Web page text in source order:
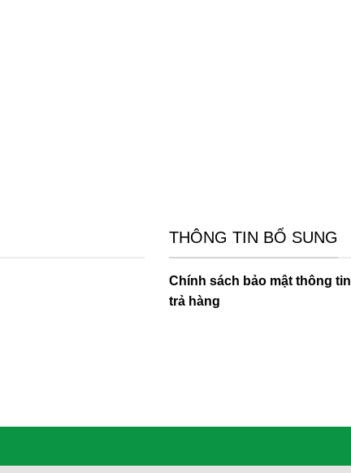
THÔNG TIN BỔ SUNG
Chính sách bảo mật thông tin
trả hàng